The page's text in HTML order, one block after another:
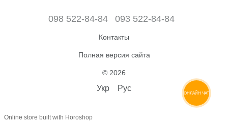
098 522-84-84 093 522-84-84
Контакты
Полная версия сайта
© 2026
Укр Рус
Online store built with Horoshop
ОНЛАЙН ЧАТ